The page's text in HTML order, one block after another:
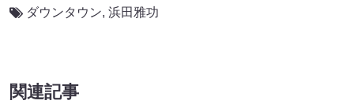
ダウンタウン, 浜田雅功
関連記事